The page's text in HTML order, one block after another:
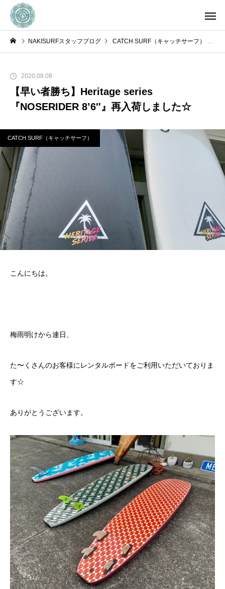
NAKISURFスタッフブログ CATCH SURF（キャッチサーフ）
2020.08.08
【早い者勝ち】Heritage series
『NOSERIDER 8’6″』再入荷しました☆
CATCH SURF（キャッチサーフ）
こんにちは。
梅雨明けから連日、
た〜くさんのお客様に レンタルボードをご利用いただいておりま
す☆
ありがとうございます。